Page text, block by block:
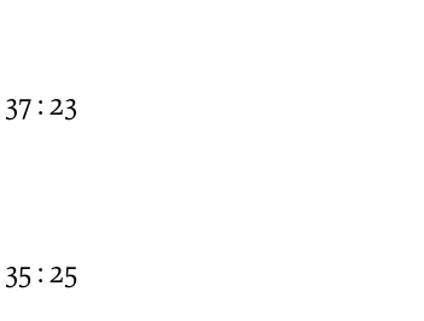
37 : 23
35 : 25